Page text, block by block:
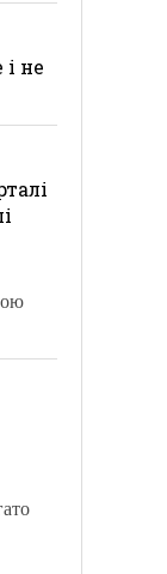
не